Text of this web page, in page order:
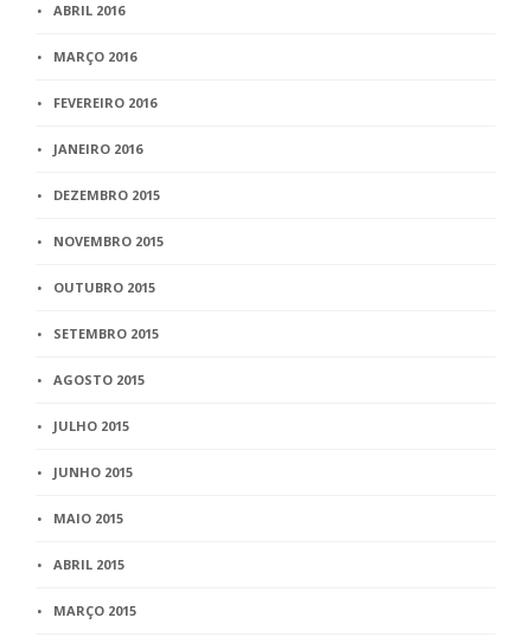
ABRIL 2016
MARÇO 2016
FEVEREIRO 2016
JANEIRO 2016
DEZEMBRO 2015
NOVEMBRO 2015
OUTUBRO 2015
SETEMBRO 2015
AGOSTO 2015
JULHO 2015
JUNHO 2015
MAIO 2015
ABRIL 2015
MARÇO 2015